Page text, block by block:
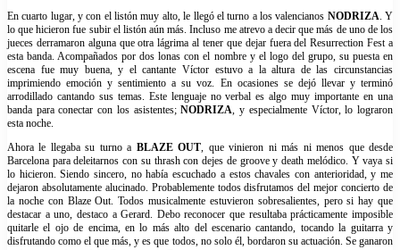
En cuarto lugar, y con el listón muy alto, le llegó el turno a los valencianos NODRIZA. Y
lo que hicieron fue subir el listón aún más. Incluso me atrevo a decir que más de uno de los
jueces derramaron alguna que otra lágrima al tener que dejar fuera del Resurrection Fest a
esta banda. Acompañados por dos lonas con el nombre y el logo del grupo, su puesta en
escena fue muy buena, y el cantante Víctor estuvo a la altura de las circunstancias
imprimiendo emoción y sentimiento a su voz. En ocasiones se dejó llevar y terminó
arrodillado cantando sus temas. Este lenguaje no verbal es algo muy importante en una
banda para conectar con los asistentes;NODRIZA, y especialmente Víctor, lo lograron
esta noche.
Ahora le llegaba su turno a BLAZE OUT, que vinieron ni más ni menos que desde
Barcelona para deleitarnos con su thrash con dejes de groove y death melódico. Y vaya si
lo hicieron. Siendo sincero, no había escuchado a estos chavales con anterioridad, y me
dejaron absolutamente alucinado. Probablemente todos disfrutamos del mejor concierto de
la noche con Blaze Out. Todos musicalmente estuvieron sobresalientes, pero si hay que
destacar a uno, destaco a Gerard. Debo reconocer que resultaba prácticamente imposible
quitarle el ojo de encima, en lo más alto del escenario cantando, tocando la guitarra y
disfrutando como el que más, y es que todos, no solo él, bordaron su actuación. Se ganaron